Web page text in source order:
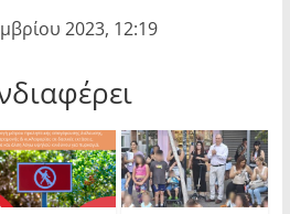
2023, 12:19